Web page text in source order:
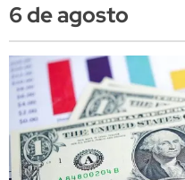
6 de agosto